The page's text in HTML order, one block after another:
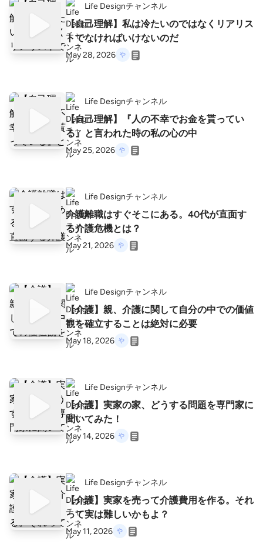
Life Designチャンネル
【自己理解】私は冷たいのではなくリアリス
トでなければいけないのだ
May 28, 2026
Life Designチャンネル
【自己理解】『人の不幸でお金を貰ってい
る』と言われた時の私の心の中
May 25, 2026
Life Designチャンネル
介護離職はすぐそこにある。40代が直面す
る介護危機とは？
May 21, 2026
Life Designチャンネル
【介護】親、介護に関して自分の中での価値
観を確立することは絶対に必要
May 18, 2026
Life Designチャンネル
【介護】実家の家、どうする問題を専門家に
聞いてみた！
May 14, 2026
Life Designチャンネル
【介護】実家を売って介護費用を作る。それ
って実は難しいかもよ？
May 11, 2026